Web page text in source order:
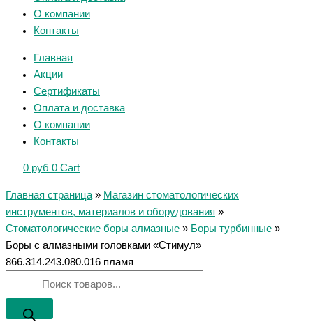
О компании
Контакты
Главная
Акции
Сертификаты
Оплата и доставка
О компании
Контакты
0 руб 0 Cart
Главная страница » Магазин стоматологических
инструментов, материалов и оборудования »
Стоматологические боры алмазные » Боры турбинные »
Боры с алмазными головками «Стимул»
866.314.243.080.016 пламя